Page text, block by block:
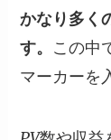
かなり多く
す。 この中
マーカーを